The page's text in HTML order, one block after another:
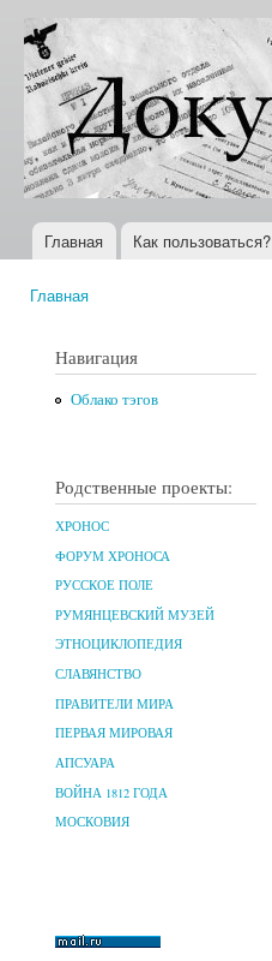
Документы
XX века
Всемирная
история в
Интернете
Главное меню
Главная Как пользоваться?
Главная
Навигация
Облако тэгов
Родственные проекты:
ХРОНОС
ФОРУМ ХРОНОСА
РУССКОЕ ПОЛЕ
РУМЯНЦЕВСКИЙ МУЗЕЙ
ЭТНОЦИКЛОПЕДИЯ
СЛАВЯНСТВО
ПРАВИТЕЛИ МИРА
ПЕРВАЯ МИРОВАЯ
АПСУАРА
ВОЙНА 1812 ГОДА
МОСКОВИЯ